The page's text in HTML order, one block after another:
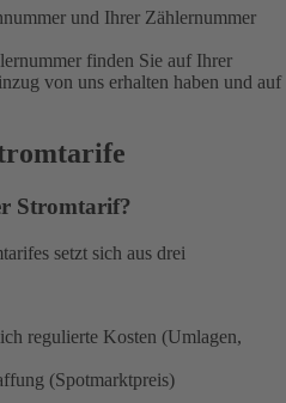
und Ihrer Zählernummer
finden Sie auf Ihrer
von uns erhalten haben und auf
Stromtarif?
setzt sich aus drei
regulierte Kosten (Umlagen,
(Spotmarktpreis)